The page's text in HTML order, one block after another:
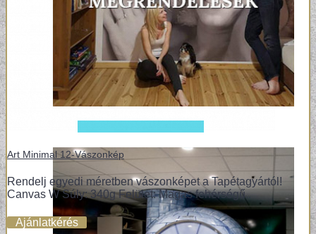
Art Minimal 12-Vászonkép
Rendelj egyedi méretben vászonképet a Tapétagyártól!
Canvas W Súly: 340g Felület: Magas fehérségű..
Ajánlatkérés